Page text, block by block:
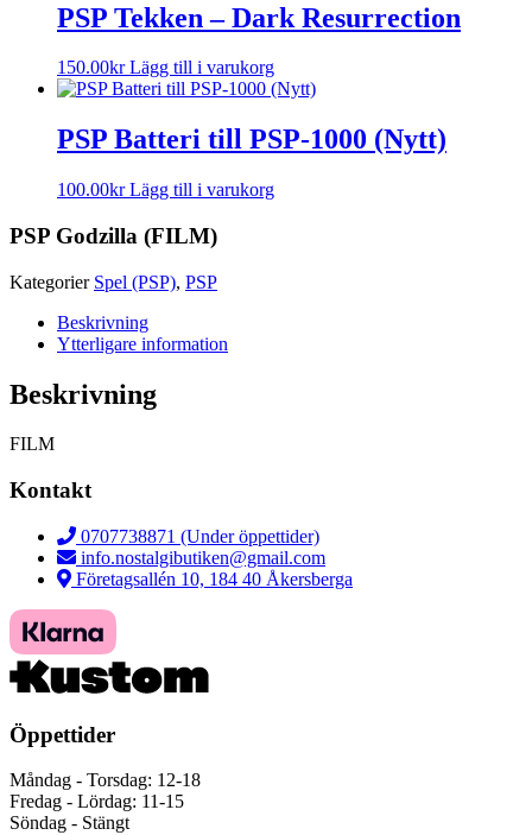
PSP Tekken – Dark Resurrection
150.00kr Lägg till i varukorg
PSP Batteri till PSP-1000 (Nytt)
100.00kr Lägg till i varukorg
PSP Godzilla (FILM)
Kategorier Spel (PSP), PSP
Beskrivning
Ytterligare information
Beskrivning
FILM
Kontakt
0707738871 (Under öppettider)
info.nostalgibutiken@gmail.com
Företagsallén 10, 184 40 Åkersberga
Öppettider
Måndag - Torsdag: 12-18
Fredag - Lördag: 11-15
Söndag - Stängt